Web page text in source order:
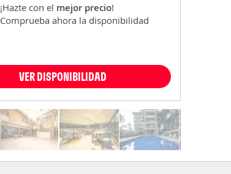
¡Hazte con el mejor precio!
Comprueba ahora la disponibilidad
VER DISPONIBILIDAD